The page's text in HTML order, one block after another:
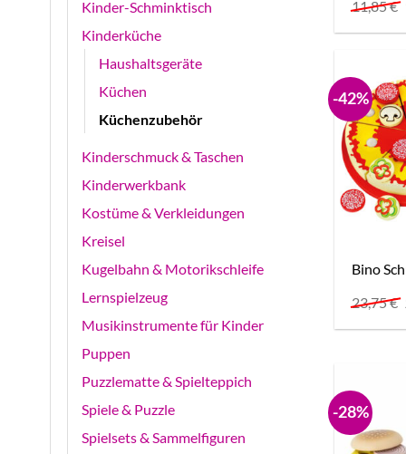
Kinder-Schminktisch
Kinderküche
Haushaltsgeräte
Küchen
Küchenzubehör
Kinderschmuck & Taschen
Kinderwerkbank
Kostüme & Verkleidungen
Kreisel
Kugelbahn & Motorikschleife
Lernspielzeug
Musikinstrumente für Kinder
Puppen
Puzzlematte & Spielteppich
Spiele & Puzzle
Spielsets & Sammelfiguren
11,85€
-42%
Bino
23,75€
-28%